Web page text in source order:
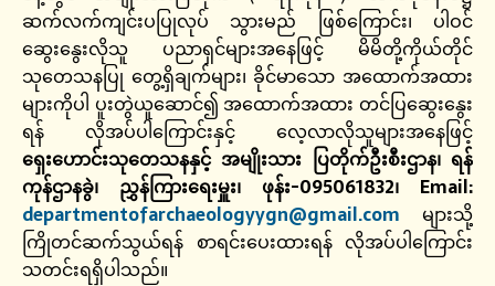
ဆက်လက်ကျင်းပပြုလုပ် သွားမည် ဖြစ်ကြောင်း၊ ပါဝင်
ဆွေးနွေးလိုသူ ပညာရှင်များအနေဖြင့် မိမိတို့ကိုယ်တိုင်
သုတေသနပြု တွေ့ရှိချက်များ၊ ခိုင်မာသော အထောက်အထား
များကိုပါ ပူးတွဲယူဆောင်၍ အထောက်အထား တင်ပြဆွေးနွေး
ရန် လိုအပ်ပါကြောင်းနှင့် လေ့လာလိုသူများအနေဖြင့်
ရှေးဟောင်းသုတေသနနှင့် အမျိုးသား ပြတိုက်ဦးစီးဌာန၊ ရန်
ကုန်ဌာနခွဲ၊ ညွှန်ကြားရေးမှူး၊ ဖုန်း-095061832၊ Email:
departmentofarchaeologyygn@gmail.com များသို့
ကြိုတင်ဆက်သွယ်ရန် စာရင်းပေးထားရန် လိုအပ်ပါကြောင်း
သတင်းရရှိပါသည်။